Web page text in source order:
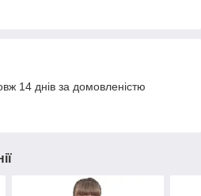
14 днів за домовленістю